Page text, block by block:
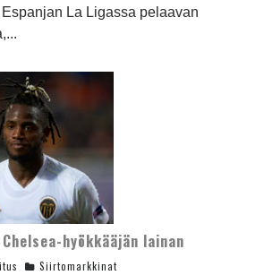
La Ligassa pelaavan
hyökkääjän lainan
Siirtomarkkinat